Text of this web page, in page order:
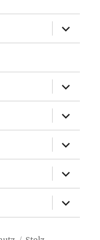
öffnen
öffnen
öffnen
öffnen
öffnen
öffnen